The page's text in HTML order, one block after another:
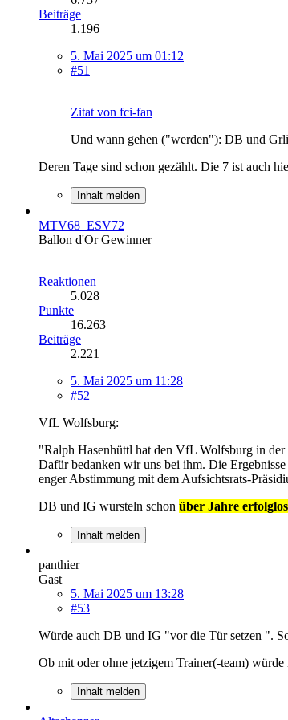
Beiträge
1.196
5. Mai 2025 um 01:12
#51
Zitat von fci-fan
Und wann gehen ("werden"): DB und
Deren Tage sind schon gezählt. Die 7 ist auch
Inhalt melden
MTV68_ESV72
Ballon d'Or Gewinner
Reaktionen
5.028
Punkte
16.263
Beiträge
2.221
5. Mai 2025 um 11:28
#52
VfL Wolfsburg:
"Ralph Hasenhüttl hat den VfL Wolfsburg in der
Dafür bedanken wir uns bei ihm. Die
enger Abstimmung mit dem Aufsichtsrats-
DB und IG wursteln schon über Jahre erfolglos
Inhalt melden
panthier
Gast
5. Mai 2025 um 13:28
#53
Würde auch DB und IG "vor die Tür setzen ".
Ob mit oder ohne jetzigem Trainer(-team)
Inhalt melden